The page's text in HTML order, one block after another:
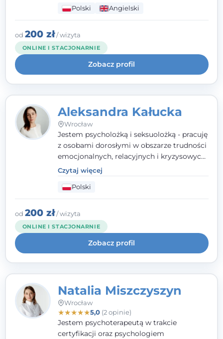
wypalenia zawodowego. Pracuję w języku
polskim i angielskim, w podejściu
humanistycznym, opartym na
partnerstwie i podmiotowości klienta.
Polski Angielski
od 200 zł/ wizyta
ONLINE I STACJONARNIE
Zobacz profil
Aleksandra Kałucka
Wrocław
Jestem psycholożką i seksuolożką - pracuję
z osobami dorosłymi w obszarze trudności
emocjonalnych, relacyjnych i kryzysowych,
w tym z osobami po doświadczeniach
przemocy. Ukończyłam psychologię
kliniczną oraz studia podyplomowe z
interwencji kryzysowej i seksuologii
klinicznej na SWPS we Wrocławiu. W pracy
kieruję się empatią, etyką zawodową i
uważnością na potrzeby klienta.
Czytaj więcej
Polski
od 200 zł/ wizyta
ONLINE I STACJONARNIE
Zobacz profil
Natalia Miszczyszyn
Wrocław
★★★★★5,0(2 opinie)
Jestem psychoterapeutą w trakcie
certyfikacji oraz psychologiem